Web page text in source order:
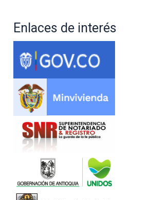
Enlaces de interés